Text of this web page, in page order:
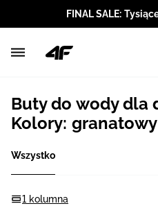
FINAL SALE:
Buty do wody dla
Kolory: granatowy
Wszystko
1 kolumna